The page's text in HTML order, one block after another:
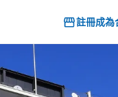
註冊成為